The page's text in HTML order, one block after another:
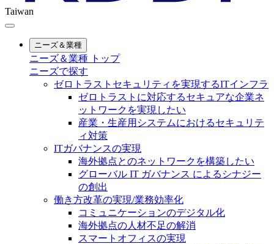
Taiwan
ニーズ＆業種
ニーズ＆業種 トップ
ニーズで探す
ゼロトラストセキュリティを実現するITインフラ
ゼロトラストに対応するセキュアな企業ネ
ットワークを実現したい
産業・生産用システムにおけるセキュリテ
ィ対策
ITガバナンスの実現
海外拠点とのネットワークを構築したい
グローバル IT ガバナンス によるシナジー
の創出
働き方改革の実現/業務効率化
コミュニケーションのデジタル化
海外拠点の人材不足の解消
スマートオフィスの実現